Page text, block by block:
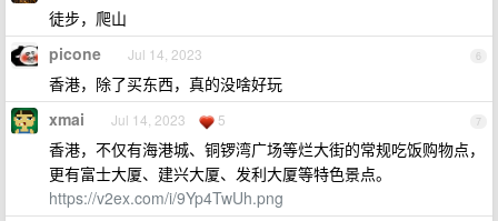
徒步，爬山
6
picone Jul 14, 2023
香港，除了买东西，真的没啥好玩
7
xmai Jul 14, 2023 5
香港，不仅有海港城、铜锣湾广场等烂大街的常规吃饭购物点，
更有富士大厦、建兴大厦、发利大厦等特色景点。
https://v2ex.com/i/9Yp4TwUh.png